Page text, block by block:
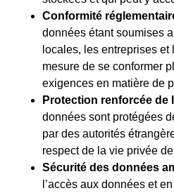
Conformité
données étant soumises
locales, les entreprises
mesure de se conformer
exigences en matière de
Protection renforcée de
données sont protégées
par des autorités
respect de la vie privée
Sécurité des données
l’accès aux données et